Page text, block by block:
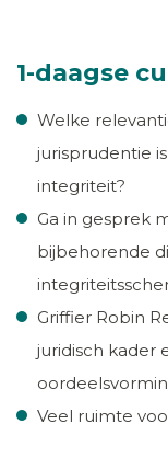
1-daagse
Welke
jurisprudentie
integriteit?
Ga in gesprek
bijbehorende
Griffier Robin
juridisch kader
Veel ruimte